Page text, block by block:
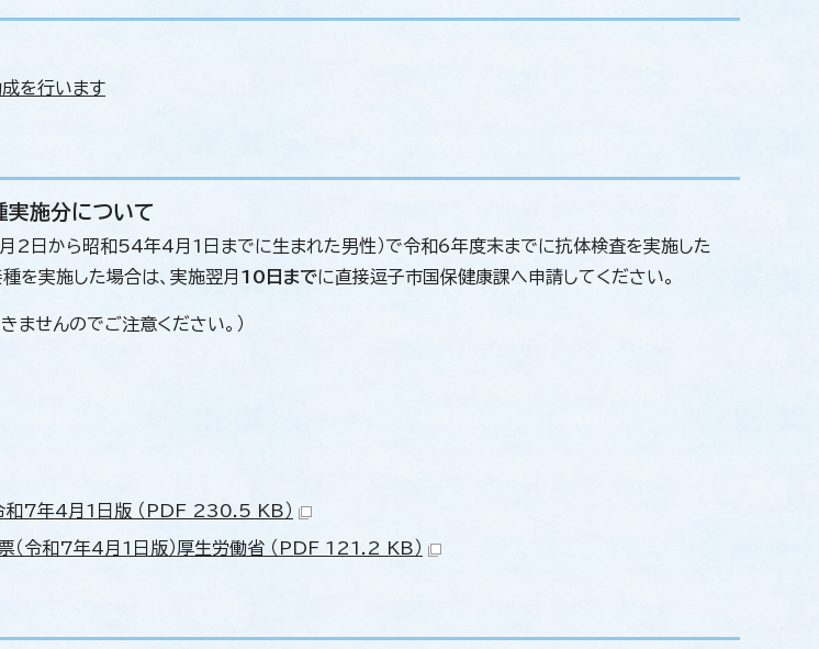
を行います
施分について
2日から昭和54年4月1日までに生まれた男性）で令和6年度末までに抗体検査を実施した
を実施した場合は、実施翌月 10日までに直接逗子市国保健康課へ申請してください。
ませんのでご注意ください。）
和7年4月1日版 （PDF 230.5 KB）
（令和7年4月1日版）厚生労働省 （PDF 121.2 KB）